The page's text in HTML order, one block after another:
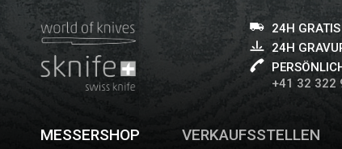
24H GRATIS
24H
+41 32 322
MESSERSHOP VERKAUFSSTELLEN